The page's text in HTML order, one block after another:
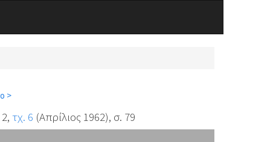
>
τχ. 6 (Απρίλιος 1962), σ. 79